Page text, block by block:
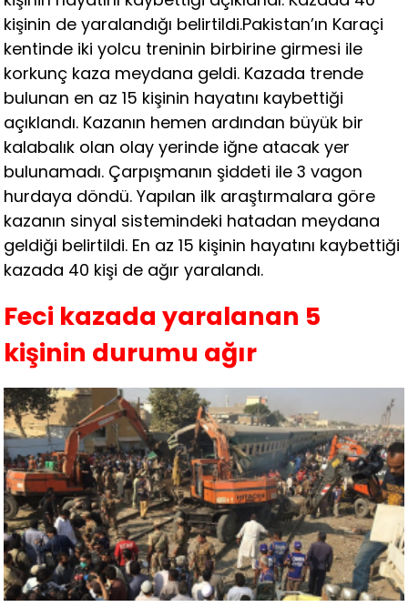
kişinin de yaralandığı belirtildi.Pakistan’ın Karaçi
kentinde iki yolcu treninin birbirine girmesi ile
korkunç kaza meydana geldi. Kazada trende
bulunan en az 15 kişinin hayatını kaybettiği
açıklandı. Kazanın hemen ardından büyük bir
kalabalık olan olay yerinde iğne atacak yer
bulunamadı. Çarpışmanın şiddeti ile 3 vagon
hurdaya döndü. Yapılan ilk araştırmalara göre
kazanın sinyal sistemindeki hatadan meydana
geldiği belirtildi. En az 15 kişinin hayatını kaybettiği
kazada 40 kişi de ağır yaralandı.
Feci kazada yaralanan 5
kişinin durumu ağır